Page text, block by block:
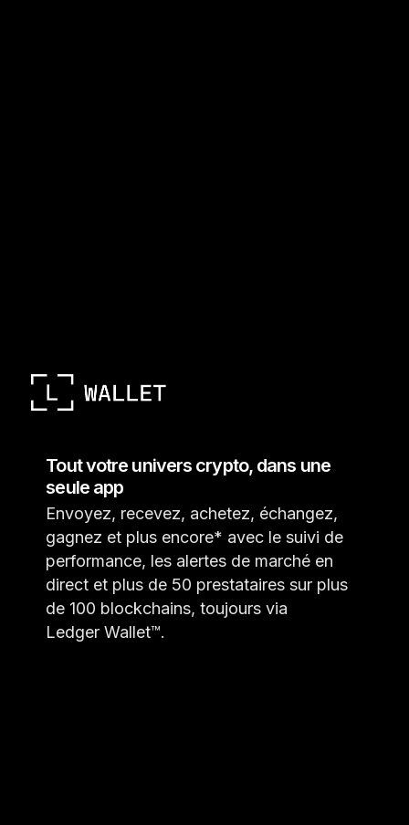
Tout votre univers crypto, dans une
seule app
Envoyez, recevez, achetez, échangez,
gagnez et plus encore* avec le suivi de
performance, les alertes de marché en
direct et plus de 50 prestataires sur plus
de 100 blockchains, toujours via
Ledger Wallet™.